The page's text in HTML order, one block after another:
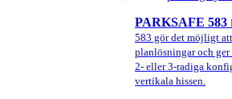
PARKSAFE 583
583 gör det möjligt
planlösningar och
2- eller 3-radiga
vertikala hissen.